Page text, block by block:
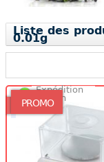
Liste des
0.01g
PROMO
Expédition
48/72h